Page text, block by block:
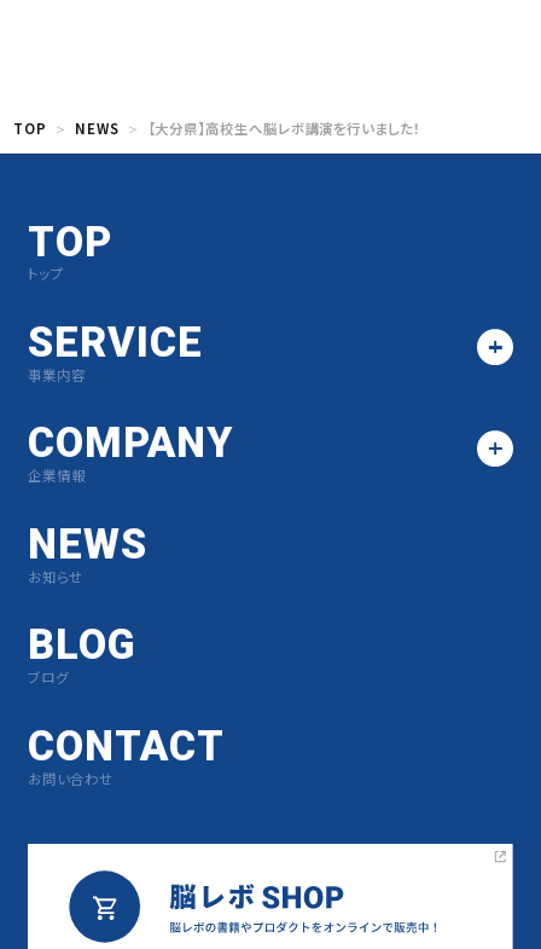
TOP NEWS 【大分県】高校生へ脳レボ講演を行いました！
TOP
トップ
SERVICE
事業内容
COMPANY
企業情報
NEWS
お知らせ
BLOG
ブログ
CONTACT
お問い合わせ